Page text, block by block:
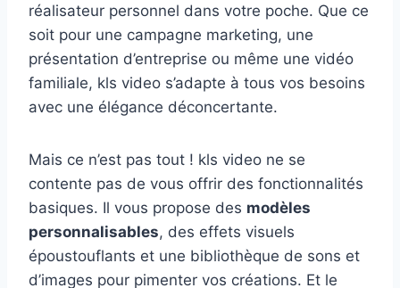
réalisateur personnel dans votre poche. Que ce
soit pour une campagne marketing, une
présentation d’entreprise ou même une vidéo
familiale, kls video s’adapte à tous vos besoins
avec une élégance déconcertante.
Mais ce n’est pas tout ! kls video ne se
contente pas de vous offrir des fonctionnalités
basiques. Il vous propose des modèles
personnalisables, des effets visuels
époustouflants et une bibliothèque de sons et
d’images pour pimenter vos créations. Et le